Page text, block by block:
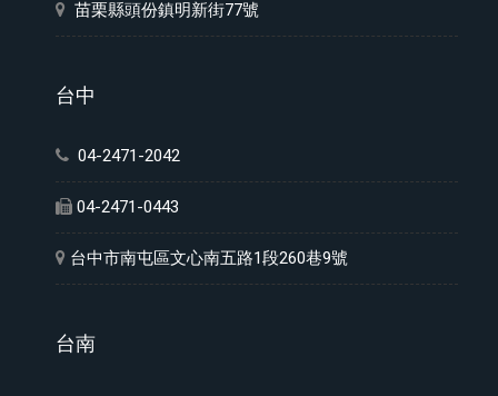
苗栗縣頭份鎮明新街77號
台中
04-2471-2042
04-2471-0443
台中市南屯區文心南五路1段260巷9號
台南